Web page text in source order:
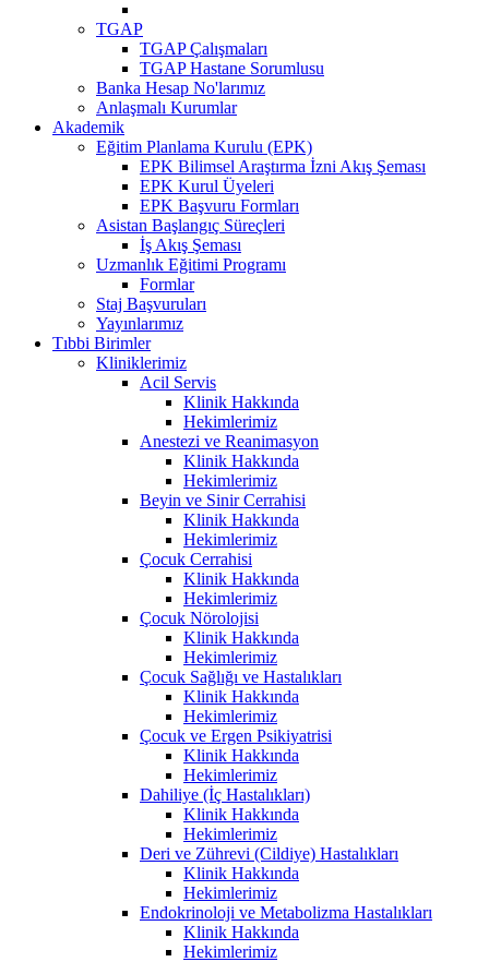
TGAP
TGAP Çalışmaları
TGAP Hastane Sorumlusu
Banka Hesap No'larımız
Anlaşmalı Kurumlar
Akademik
Eğitim Planlama Kurulu (EPK)
EPK Bilimsel Araştırma İzni Akış Şeması
EPK Kurul Üyeleri
EPK Başvuru Formları
Asistan Başlangıç Süreçleri
İş Akış Şeması
Uzmanlık Eğitimi Programı
Formlar
Staj Başvuruları
Yayınlarımız
Tıbbi Birimler
Kliniklerimiz
Acil Servis
Klinik Hakkında
Hekimlerimiz
Anestezi ve Reanimasyon
Klinik Hakkında
Hekimlerimiz
Beyin ve Sinir Cerrahisi
Klinik Hakkında
Hekimlerimiz
Çocuk Cerrahisi
Klinik Hakkında
Hekimlerimiz
Çocuk Nörolojisi
Klinik Hakkında
Hekimlerimiz
Çocuk Sağlığı ve Hastalıkları
Klinik Hakkında
Hekimlerimiz
Çocuk ve Ergen Psikiyatrisi
Klinik Hakkında
Hekimlerimiz
Dahiliye (İç Hastalıkları)
Klinik Hakkında
Hekimlerimiz
Deri ve Zührevi (Cildiye) Hastalıkları
Klinik Hakkında
Hekimlerimiz
Endokrinoloji ve Metabolizma Hastalıkları
Klinik Hakkında
Hekimlerimiz